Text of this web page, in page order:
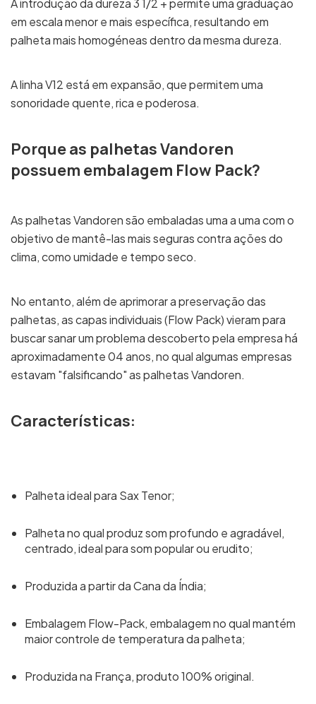
A introdução da dureza 3 1/2 + permite uma graduação
em escala menor e mais específica, resultando em
palheta mais homogéneas dentro da mesma dureza.
A linha V12 está em expansão, que permitem uma
sonoridade quente, rica e poderosa.
Porque as palhetas Vandoren
possuem embalagem Flow Pack?
As palhetas Vandoren são embaladas uma a uma com o
objetivo de mantê-las mais seguras contra ações do
clima, como umidade e tempo seco.
No entanto, além de aprimorar a preservação das
palhetas, as capas individuais (Flow Pack) vieram para
buscar sanar um problema descoberto pela empresa h
aproximadamente 04 anos, no qual algumas empresas
estavam "falsificando" as palhetas Vandoren.
Características:
Palheta ideal para Sax Tenor;
Palheta no qual produz som profundo e agradável,
centrado, ideal para som popular ou erudito;
Produzida a partir da Cana da Índia;
Embalagem Flow-Pack, embalagem no qual mantém
maior controle de temperatura da palheta;
Produzida na França, produto 100% original.